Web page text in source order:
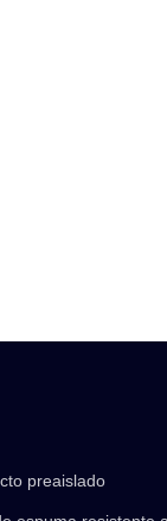
preaislado